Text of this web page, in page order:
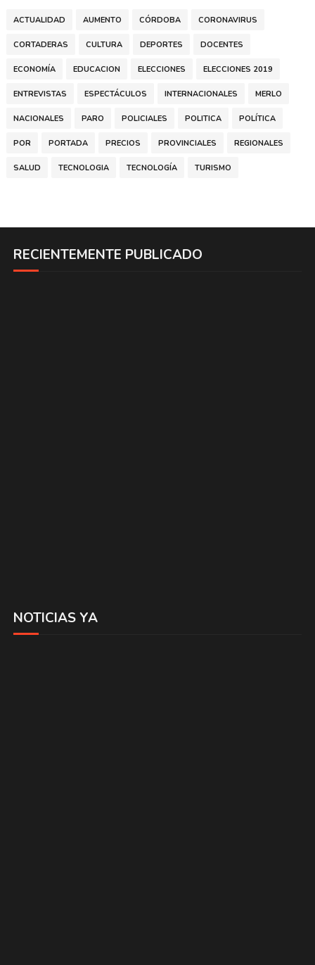
ACTUALIDAD AUMENTO CÓRDOBA CORONAVIRUS
CORTADERAS CULTURA DEPORTES DOCENTES
ECONOMÍA EDUCACION ELECCIONES ELECCIONES 2019
ENTREVISTAS ESPECTÁCULOS INTERNACIONALES MERLO
NACIONALES PARO POLICIALES POLITICA POLÍTICA
POR PORTADA PRECIOS PROVINCIALES REGIONALES
SALUD TECNOLOGIA TECNOLOGÍA TURISMO
RECIENTEMENTE PUBLICADO
NOTICIAS YA